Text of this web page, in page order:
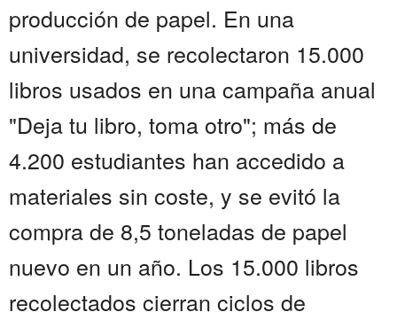
producción de papel. En una
universidad, se recolectaron 15.000
libros usados en una campaña anual
"Deja tu libro, toma otro"; más de
4.200 estudiantes han accedido a
materiales sin coste, y se evitó la
compra de 8,5 toneladas de papel
nuevo en un año. Los 15.000 libros
recolectados cierran ciclos de